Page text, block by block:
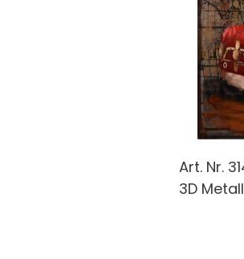
Art. Nr.
3D